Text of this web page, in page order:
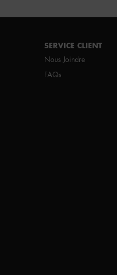
SERVICE CLIENT
Nous Joindre
FAQs